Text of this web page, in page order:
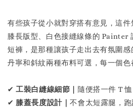
有些孩子從小就對穿搭有意見，這件
膝長版型、白色接縫線條的
短褲，是那種讓孩子走出去有氛圍感
丹寧和斜紋兩種布料可選，每一個色
✔工裝白縫線細節｜隨便搭一件 T
✔ 膝蓋長度設計｜不會太短露腿，